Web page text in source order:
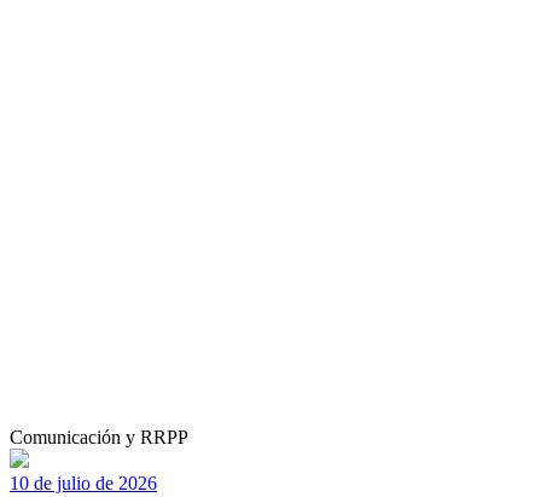
Comunicación y RRPP
10 de julio de 2026